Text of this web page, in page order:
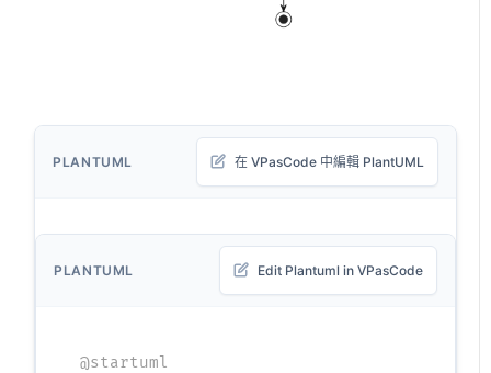
PLANTUML 在 VPasCode 中編輯 PlantUML
PLANTUML Edit Plantuml in VPasCode
@startuml